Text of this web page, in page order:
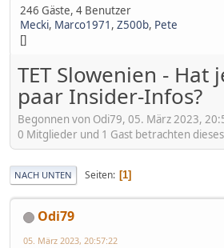
246 Gäste, 4 Benutzer
Mecki, Marco1971 , Z500b, Pete
[]
TET Slowenien - Hat
paar Insider-Infos?
Begonnen von Odi79, 05. März 2023,
0 Mitglieder und 1 Gast betrachten
NACH UNTEN Seiten 1
Odi79
05. März 2023, 20:57:22